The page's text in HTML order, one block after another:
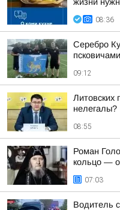
08:36
Серебро
09:12
Литовских
нелегалы?
08:55
Роман
кольцо —
07:03
Водитель